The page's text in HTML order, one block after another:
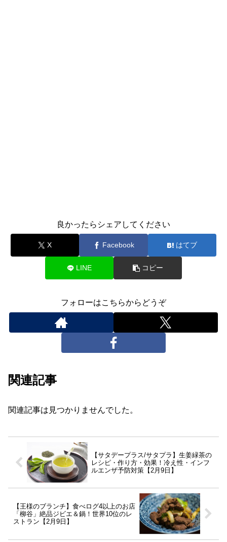
良かったらシェアしてください
X Facebook はてブ
LINE コピー
フォローはこちらからどうぞ
関連記事
関連記事は見つかりませんでした。
【サタデープラス/サタプラ】生姜緑茶の
レシピ・作り方・効果！冷え性・インフ
ルエンザ予防対策【2月9日】
【王様のブランチ】食べログ4以上のお店
「柳谷」絶品ジビエ＆鍋！世界10位のレ
ストラン【2月9日】